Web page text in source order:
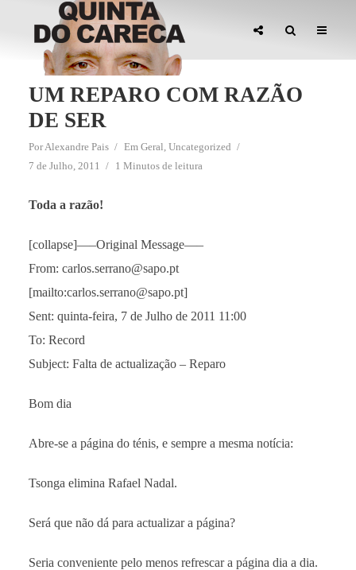
UM REPARO COM RAZÃO
DE SER
PorAlexandre Pais Em Geral, Uncategorized
7 de Julho, 2011
1 Minutos de leitura
Toda a razão!
[collapse]—–Original Message—–
From: carlos.serrano@sapo.pt
[mailto:carlos.serrano@sapo.pt]
Sent: quinta-feira, 7 de Julho de 2011 11:00
To: Record
Subject: Falta de actualização – Reparo
Bom dia
Abre-se a página do ténis, e sempre a mesma notícia:
Tsonga elimina Rafael Nadal.
Será que não dá para actualizar a página?
Seria conveniente pelo menos refrescar a página dia a dia.